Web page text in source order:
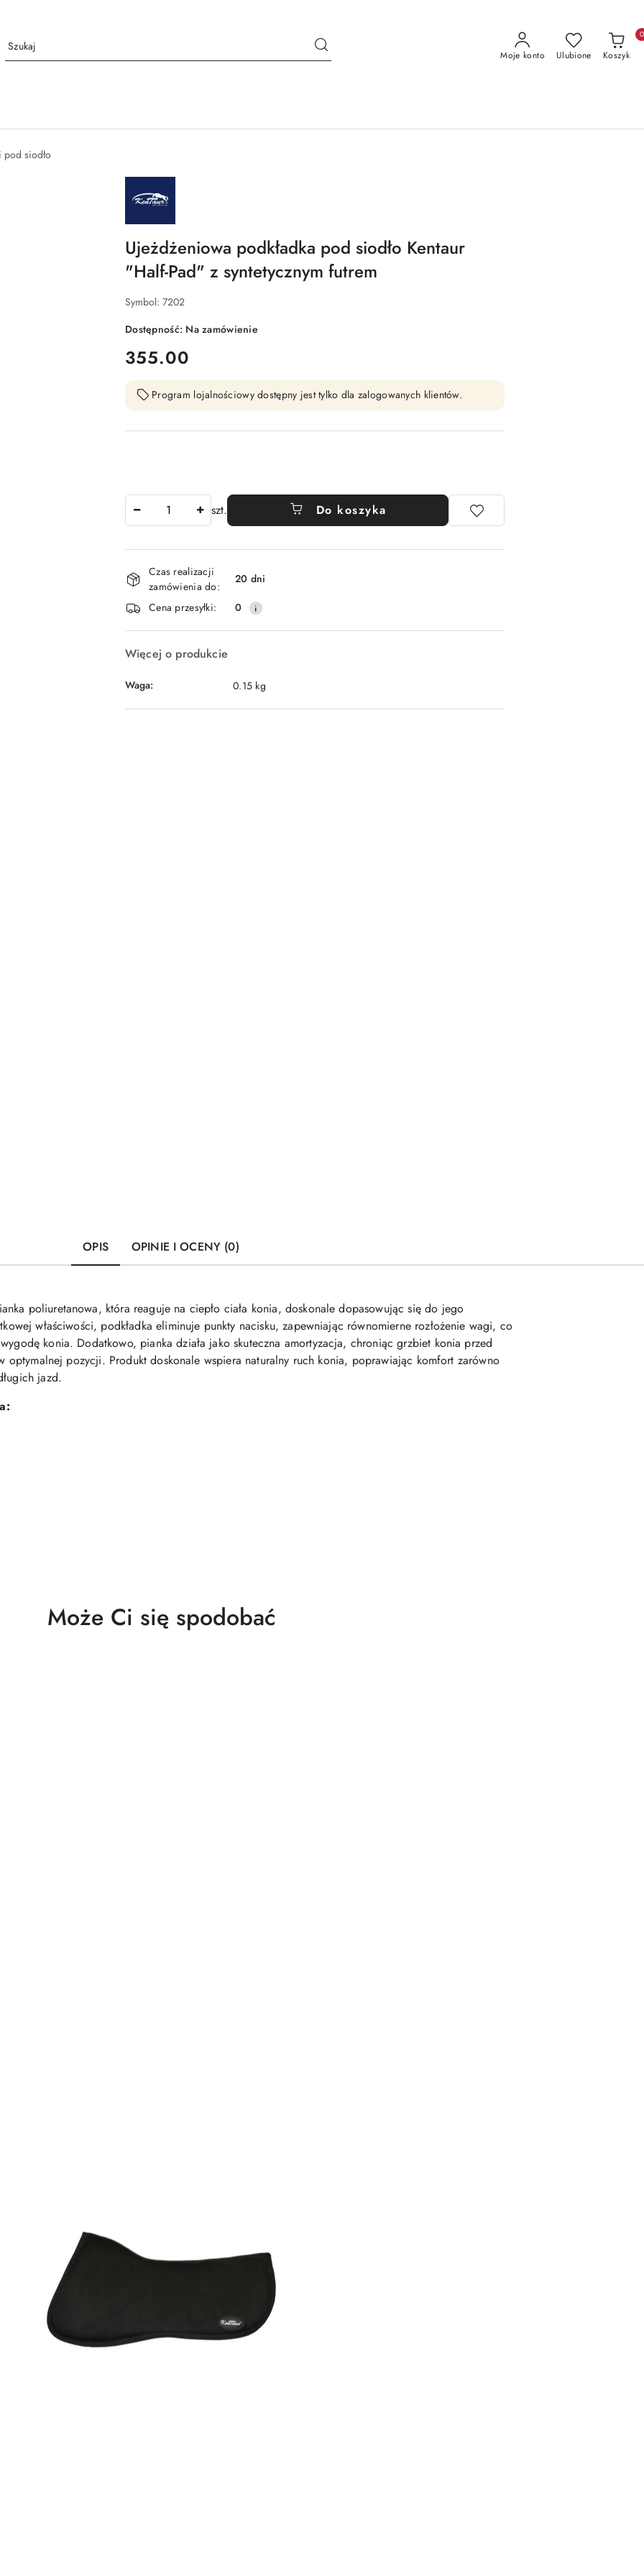
Moje konto Ulubione Koszyk
0
pod siodło
NAZWA
PRODUCENTA:
KENTAUR
Ujeżdżeniowa podkładka pod siodło Kentaur
"Half-Pad" z syntetycznym futrem
Symbol: 7202
Dostępność: Na zamówienie
cena:
355.00
Program lojalnościowy dostępny jest tylko dla zalogowanych klientów.
szt. Do koszyka
Dostępność
i
dostawa
Czas realizacji
zamówienia do:
20 dni
Cena przesyłki:
0
Więcej o produkcie
Waga: 0.15 kg
OPIS OPINIE I OCENY (0)
poliuretanowa, która reaguje na ciepło ciała konia, doskonale dopasowując się do jego
właściwości, podkładka eliminuje punkty nacisku, zapewniając równomierne rozłożenie wagi, co
konia. Dodatkowo, pianka działa jako skuteczna amortyzacja, chroniąc grzbiet konia przed
optymalnej pozycji. Produkt doskonale wspiera naturalny ruch konia, poprawiając komfort zarówno
jazd.
Produkty
Może Ci się spodobać